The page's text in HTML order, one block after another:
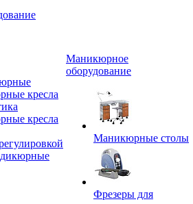
кресла
кресла
Маникюрное
оборудование
Маникюрные столы
Фрезеры для